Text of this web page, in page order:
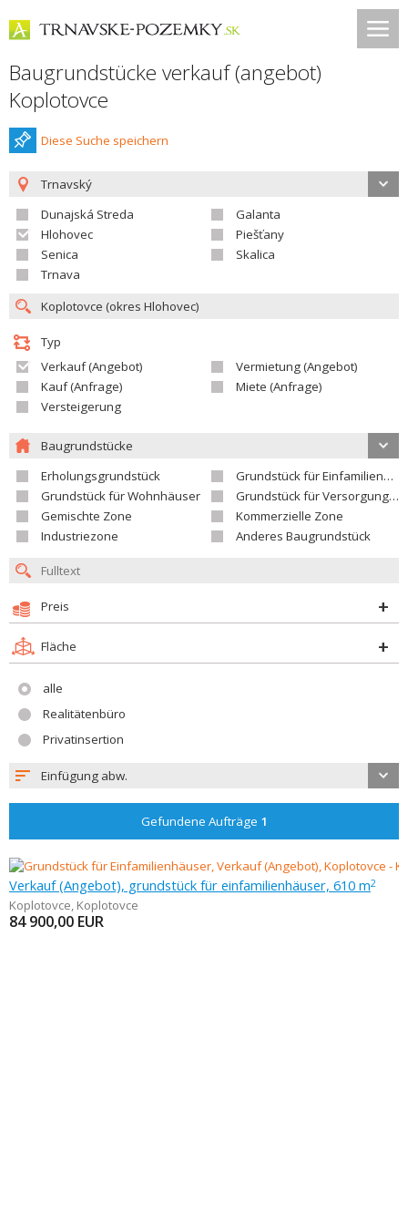
Baugrundstücke verkauf (angebot)
Koplotovce
Diese Suche speichern
Trnavský
Dunajská Streda
Galanta
Hlohovec
Piešťany
Senica
Skalica
Trnava
Typ
Verkauf (Angebot)
Vermietung (Angebot)
Kauf (Anfrage)
Miete (Anfrage)
Versteigerung
Baugrundstücke
Erholungsgrundstück
Grundstück für Einfamilienhäuser
Grundstück für Wohnhäuser
Grundstück für Versorgungseinrichtungen
Gemischte Zone
Kommerzielle Zone
Industriezone
Anderes Baugrundstück
Preis
Fläche
alle
Realitätenbüro
Privatinsertion
Einfügung abw.
Gefundene Aufträge 1
Verkauf (Angebot), grundstück für einfamilienhäuser, 610 m2
Koplotovce, Koplotovce
84 900,00 EUR